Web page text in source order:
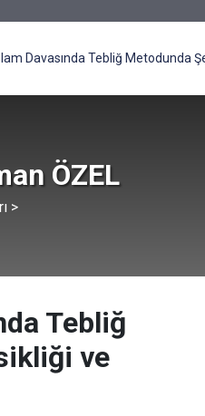
Davasında Tebliğ Metodunda
ÖZEL
>
Tebliğ
ve